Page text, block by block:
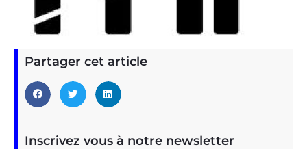
Partager cet article
Inscrivez vous à notre newsletter